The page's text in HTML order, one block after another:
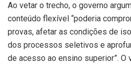
Ao vetar o trecho, o governo
conteúdo flexível “poderia
provas, afetar as condições de
dos processos seletivos e
de acesso ao ensino superior”. O